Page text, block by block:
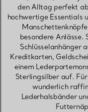
den Alltag perfekt
hochwertige Essentials
besondere Anlässe.
Schlüsselanhänger
Kreditkarten,
einem
Sterlingsilber auf.
wunderlich
Lederhalsbänder